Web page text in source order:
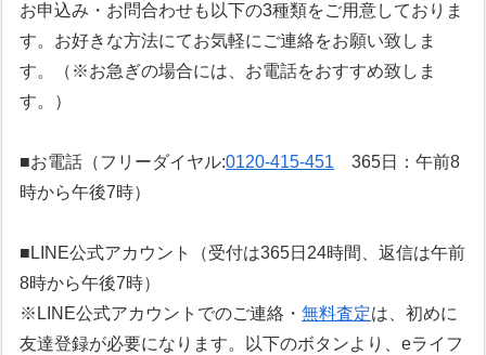
お申込み・お問合わせも以下の3種類をご用意しておりま
す。お好きな方法にてお気軽にご連絡をお願い致しま
す。（※お急ぎの場合には、お電話をおすすめ致しま
す。）
■お電話（フリーダイヤル:0120-415-451 365日：午前8
時から午後7時）
■LINE公式アカウント（受付は365日24時間、返信は午前
8時から午後7時）
※LINE公式アカウントでのご連絡・無料査定は、初めに
友達登録が必要になります。以下のボタンより、eライフ